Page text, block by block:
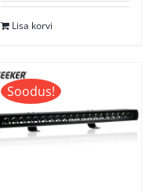
oli:
€508,00.
is:
Lisa korvi
Soodus!